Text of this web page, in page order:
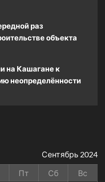
раз
объекта
на Кашагане к
неопределённости
Сентябрь 2024
Пт Сб
Вс